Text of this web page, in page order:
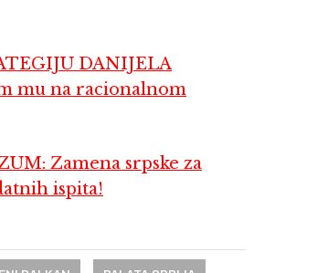
DANIJELA
mu na racionalnom
Zamena srpske za
ispita!